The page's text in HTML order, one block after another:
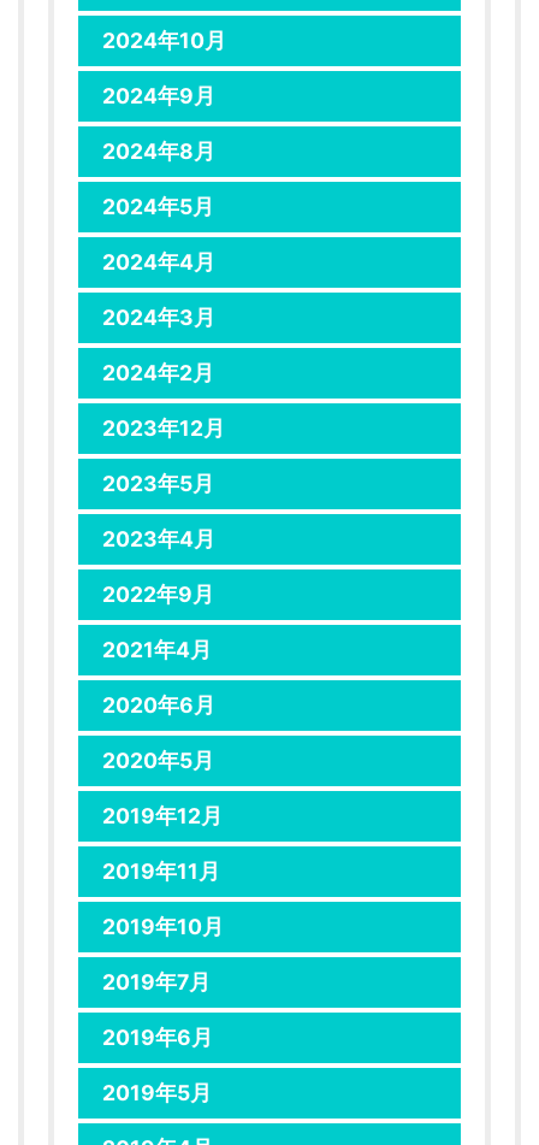
2024年10月
2024年9月
2024年8月
2024年5月
2024年4月
2024年3月
2024年2月
2023年12月
2023年5月
2023年4月
2022年9月
2021年4月
2020年6月
2020年5月
2019年12月
2019年11月
2019年10月
2019年7月
2019年6月
2019年5月